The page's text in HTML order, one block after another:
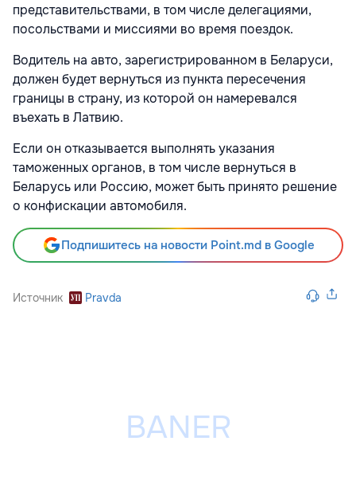
представительствами, в том числе делегациями,
посольствами и миссиями во время поездок.
Водитель на авто, зарегистрированном в Беларуси,
должен будет вернуться из пункта пересечения
границы в страну, из которой он намеревался
въехать в Латвию.
Если он отказывается выполнять указания
таможенных органов, в том числе вернуться в
Беларусь или Россию, может быть принято решение
о конфискации автомобиля.
Подпишитесь на новости Point.md в Google
Источник Pravda